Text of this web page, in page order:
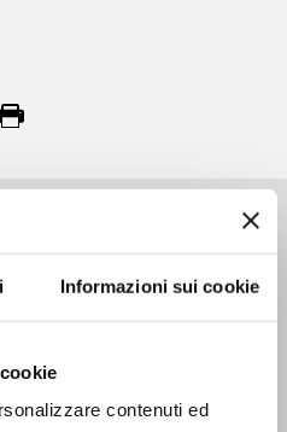
Informazioni sui cookie
contenuti ed
PLENARIA OCD